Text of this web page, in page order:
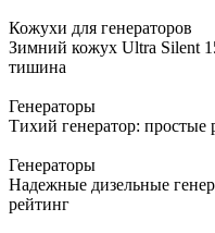
Кожухи для генераторов
Зимний кожух Ultra Silent
тишина
Генераторы
Тихий генератор: простые
Генераторы
Надежные дизельные
рейтинг